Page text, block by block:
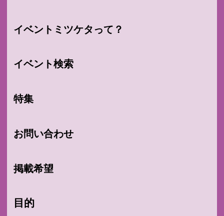
イベントミツケタって？
イベント検索
特集
お問い合わせ
掲載希望
目的